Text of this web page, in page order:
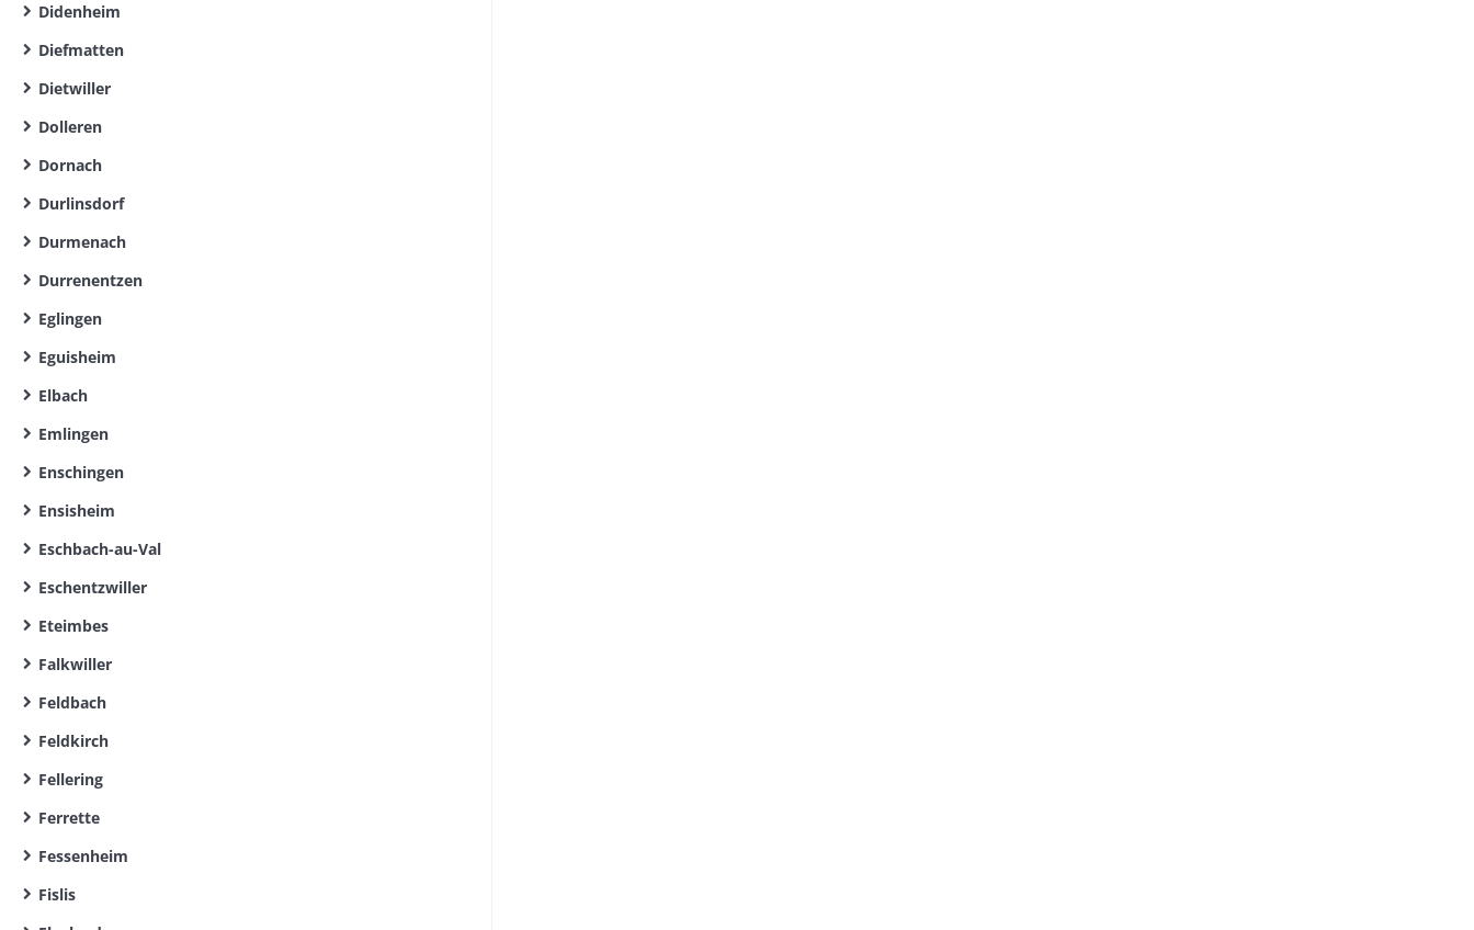
Didenheim
Diefmatten
Dietwiller
Dolleren
Dornach
Durlinsdorf
Durmenach
Durrenentzen
Eglingen
Eguisheim
Elbach
Emlingen
Enschingen
Ensisheim
Eschbach-au-Val
Eschentzwiller
Eteimbes
Falkwiller
Feldbach
Feldkirch
Fellering
Ferrette
Fessenheim
Fislis